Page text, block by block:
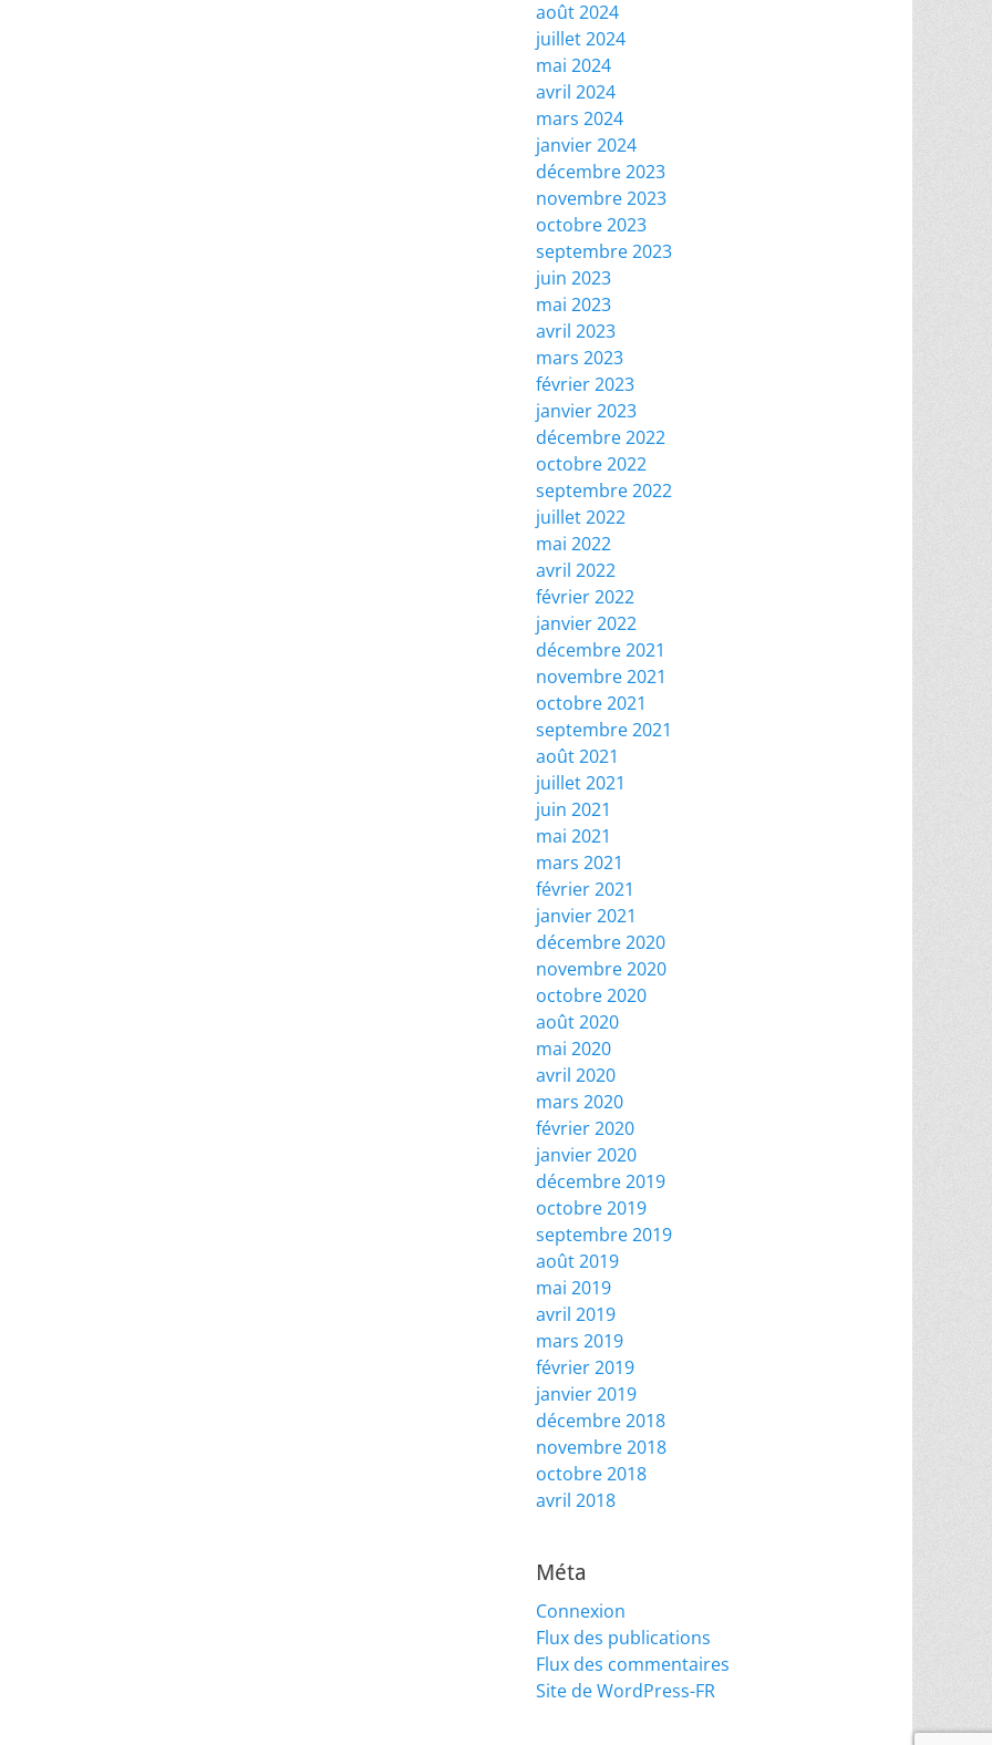
août 2024
juillet 2024
mai 2024
avril 2024
mars 2024
janvier 2024
décembre 2023
novembre 2023
octobre 2023
septembre 2023
juin 2023
mai 2023
avril 2023
mars 2023
février 2023
janvier 2023
décembre 2022
octobre 2022
septembre 2022
juillet 2022
mai 2022
avril 2022
février 2022
janvier 2022
décembre 2021
novembre 2021
octobre 2021
septembre 2021
août 2021
juillet 2021
juin 2021
mai 2021
mars 2021
février 2021
janvier 2021
décembre 2020
novembre 2020
octobre 2020
août 2020
mai 2020
avril 2020
mars 2020
février 2020
janvier 2020
décembre 2019
octobre 2019
septembre 2019
août 2019
mai 2019
avril 2019
mars 2019
février 2019
janvier 2019
décembre 2018
novembre 2018
octobre 2018
avril 2018
Méta
Connexion
Flux des publications
Flux des commentaires
Site de WordPress-FR